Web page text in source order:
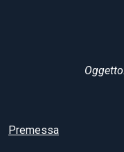
Premessa